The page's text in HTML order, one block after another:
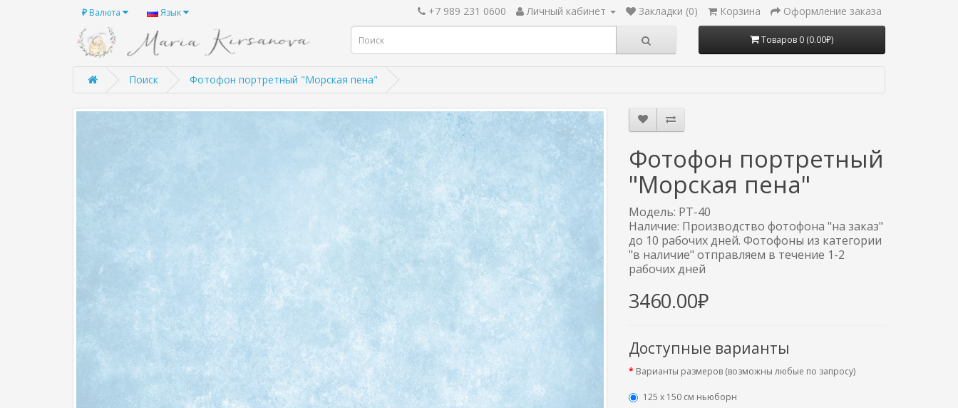
₽ Валюта Язык +7 989 231 0600 Личный кабинет Закладки (0) Корзина Оформление заказа
Товаров 0 (0.00₽)
Поиск Фотофон портретный "Морская пена"
Фотофон портретный
"Морская пена"
Модель: PT-40
Наличие: Производство фотофона "на заказ"
до 10 рабочих дней. Фотофоны из категории
"в наличие" отправляем в течение 1-2
рабочих дней
3460.00₽
Доступные варианты
Варианты размеров (возможны любые по запросу)
125 x 150 см ньюборн